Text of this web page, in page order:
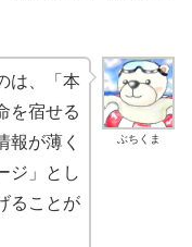
ぶちくま
は、「本
を宿せる
報が薄く
ジ」とし
ることが